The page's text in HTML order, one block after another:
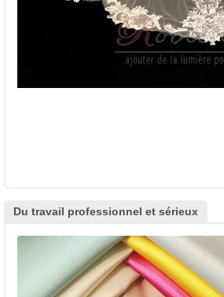
Du travail professionnel et sérieux